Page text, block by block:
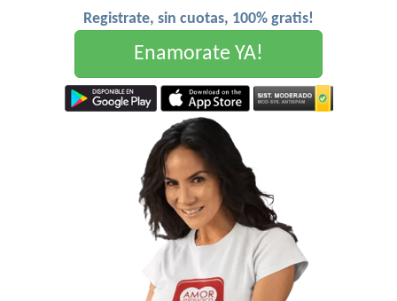
Registrate, sin cuotas, 100% gratis!
Enamorate YA!